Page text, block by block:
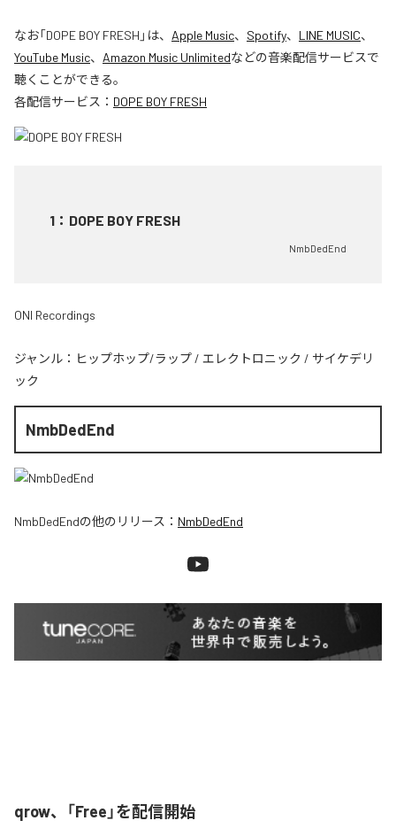
なお「DOPE BOY FRESH 」は、 Apple Music、 Spotify、 LINE MUSIC、
YouTube Music、 Amazon Music Unlimitedなどの音楽配信サービスで
聴くことができる。
各配信サービス： DOPE BOY FRESH
1 ： DOPE BOY FRESH
NmbDedEnd
ONI Recordings
ジャンル： ヒップホップ/ラップ / エレクトロニック / サイケデリ
ック
NmbDedEnd
NmbDedEndの他のリリース： NmbDedEnd
qrow、「Free」を配信開始